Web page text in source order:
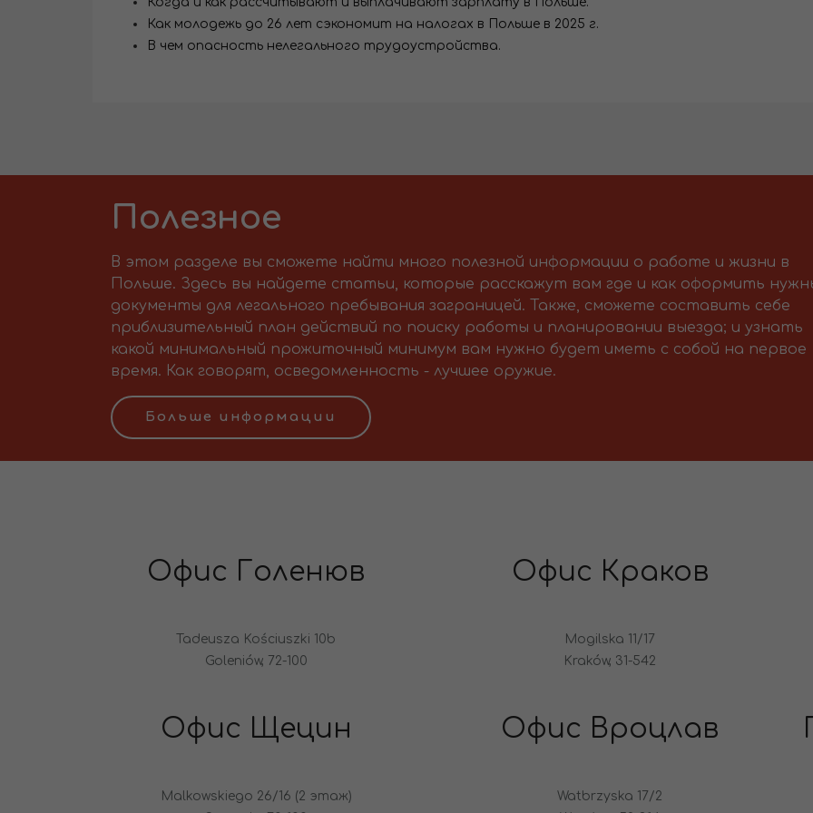
Как молодежь до 26 лет сэкономит на налогах в Польше в 2025 г.
В чем опасность нелегального трудоустройства.
Полезное
В этом разделе вы сможете найти много полезной информации о работе и жизни в
Польше. Здесь вы найдете статьи, которые расскажут вам где и как оформить
документы для легального пребывания заграницей. Также, сможете составить себе
приблизительный план действий по поиску работы и планировании выезда; и узнать
какой минимальный прожиточный минимум вам нужно будет иметь с собой на первое
время. Как говорят, осведомленность - лучшее оружие.
Больше информации
Офис Голенюв
Tadeusza Kościuszki 10b
Goleniów, 72-100
Офис Краков
Mogilska 11/17
Kraków, 31-542
Офис Щецин
Malkowskiego 26/16 (2 этаж)
Офис Вроцлав
Watbrzyska 17/2